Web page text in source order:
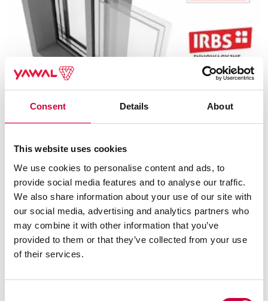
Consent Details About
This website uses cookies
We use cookies to personalise content and ads, to
provide social media features and to analyse our traffic.
We also share information about your use of our site with
our social media, advertising and analytics partners who
may combine it with other information that you’ve
provided to them or that they’ve collected from your use
of their services.